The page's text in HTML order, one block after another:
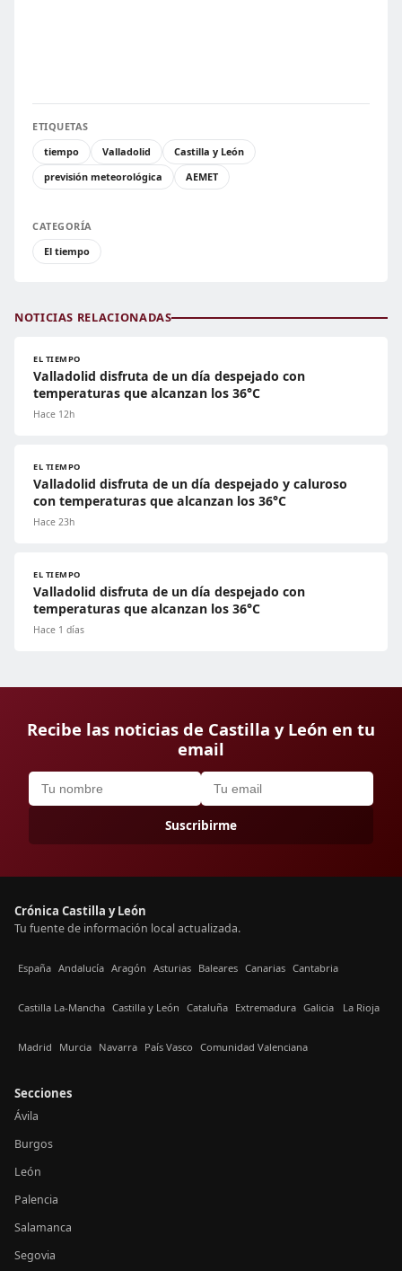
ETIQUETAS
tiempo
Valladolid
Castilla y León
previsión meteorológica
AEMET
CATEGORÍA
El tiempo
NOTICIAS RELACIONADAS
EL TIEMPO
Valladolid disfruta de un día despejado con
temperaturas que alcanzan los 36°C
Hace 12h
EL TIEMPO
Valladolid disfruta de un día despejado y caluroso
con temperaturas que alcanzan los 36°C
Hace 23h
EL TIEMPO
Valladolid disfruta de un día despejado con
temperaturas que alcanzan los 36°C
Hace 1 días
Recibe las noticias de Castilla y León en tu
email
Suscribirme
Crónica Castilla y León
Tu fuente de información local actualizada.
España Andalucía Aragón Asturias Baleares Canarias Cantabria
Castilla La-Mancha Castilla y León Cataluña Extremadura Galicia La Rioja
Madrid Murcia Navarra País Vasco Comunidad Valenciana
Secciones
Ávila
Burgos
León
Palencia
Salamanca
Segovia